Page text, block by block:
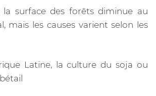
surface des forêts diminue au
mais les causes varient selon les
Latine, la culture du soja ou